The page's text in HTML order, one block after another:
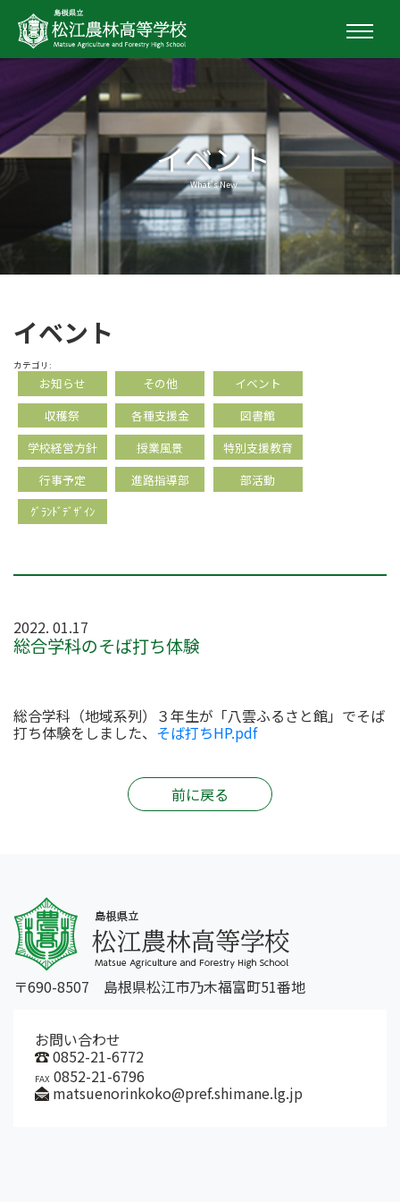
イベント
What's New
イベント
カテゴリ:
お知らせ その他
イベント
収穫祭
各種支援金
図書館
学校経営方針
授業風景
特別支援教育
行事予定
進路指導部
部活動
ｸﾞﾗﾝﾄﾞﾃﾞｻﾞｲﾝ
2022. 01.17
総合学科のそば打ち体験
総合学科（地域系列）３年生が「八雲ふるさと館」でそば
打ち体験をしました、 そば打ちHP.pdf
前に戻る
〒690-8507 島根県松江市乃木福富町51番地
お問い合わせ
0852-21-6772
FAX 0852-21-6796
matsuenorinkoko@pref.shimane.lg.jp